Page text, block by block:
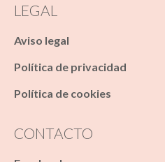
LEGAL
Aviso legal
Política de privacidad
Política de cookies
CONTACTO